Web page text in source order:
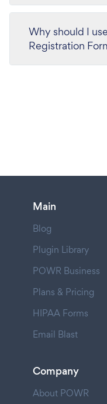
Why should I
Main
Blog
Plugin Library
POWR Business
Plans & Pricing
HIPAA Forms
Email Blast
Company
About POWR